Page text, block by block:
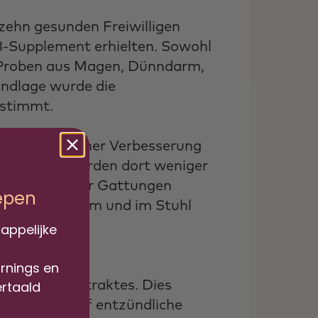
gesunden Freiwilligen
erhielten. Sowohl
aus Magen, Dünndarm,
wurde die
zu einer Verbesserung
wurden dort weniger
Spezies der Gattungen
Im Dickdarm und im Stuhl
Verdauungstraktes. Dies
Wirkung auf entzündliche
en